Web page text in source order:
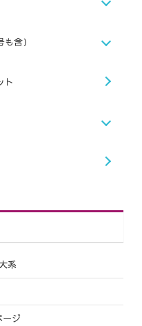
含）
ト
系
ージ